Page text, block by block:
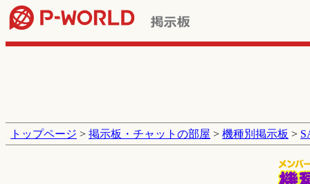
トップページ > 掲示板・チャットの部屋 > 機種別掲示板 >